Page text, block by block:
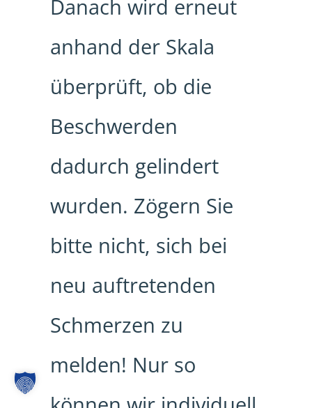
Danach wird erneut
anhand der Skala
überprüft, ob die
Beschwerden
dadurch gelindert
wurden. Zögern Sie
bitte nicht, sich bei
neu auftretenden
Schmerzen zu
melden! Nur so